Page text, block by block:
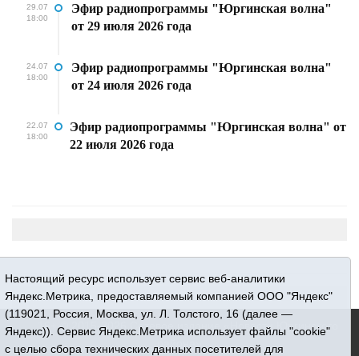
29.07
18:00
Эфир радиопрограммы "Юргинская волна"
от 29 июля 2026 года
24.07
18:00
Эфир радиопрограммы "Юргинская волна"
от 24 июля 2026 года
22.07
18:00
Эфир радиопрограммы "Юргинская волна" от
22 июля 2026 года
16+ © 2015-2026 Сетевое издание «Новости Юргинского
Настоящий ресурс использует сервис веб-аналитики
Яндекс.Метрика, предоставляемый компанией ООО "Яндекс"
(119021, Россия, Москва, ул. Л. Толстого, 16 (далее —
Яндекс)). Сервис Яндекс.Метрика использует файлы "cookie"
с целью сбора технических данных посетителей для